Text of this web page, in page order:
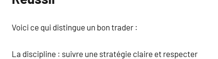
Voici ce qui distingue un bon trader :
La discipline : suivre une stratégie claire et respecter